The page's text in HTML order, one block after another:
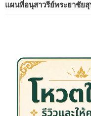
แผนที่อนุสาวรีย์พระยาชัย